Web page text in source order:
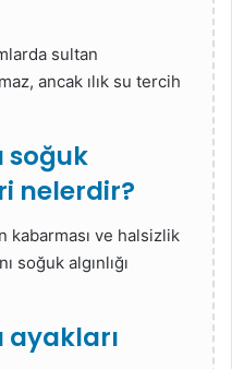
sultan
ancak ılık su tercih
soğuk
nelerdir?
kabarması ve halsizlik
soğuk algınlığı
ayakları